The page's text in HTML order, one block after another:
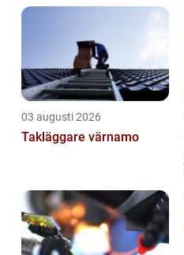
03 augusti 2026
Takläggare värnamo